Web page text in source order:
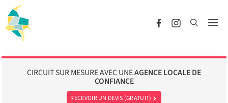
au
contenu
CIRCUIT SUR MESURE AVEC UNEAGENCE LOCALE DE
CONFIANCE
RECEVOIR UN DEVIS (GRATUIT)